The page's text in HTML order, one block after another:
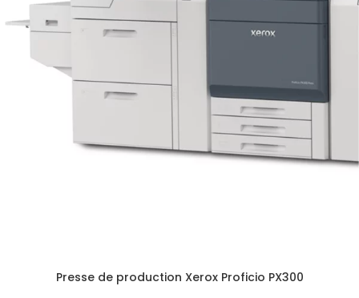
Presse de production Xerox Proficio PX300